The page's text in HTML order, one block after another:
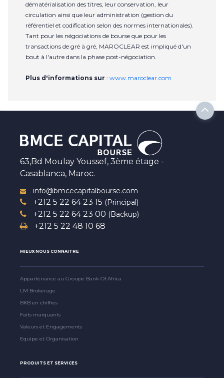
dématérialisation des titres, leur conservation, leur
circulation ainsi que leur administration (gestion du
référentiel et codification selon des normes internationales).
Tant pour les négociations de bourse que pour les
transactions de gré à gré, MAROCLEAR est impliqué d'un
bout à l'autre dans la phase post-négociation.
Plus d'informations sur : www.maroclear.com
63,Bd Moulay Youssef, 3ème étage -
Casablanca, Maroc.
info@bmcecapitalbourse.com
+212 5 22 64 23 15 (Principal)
+212 5 22 64 23 00 (Backup)
+212 5 22 48 10 68
MIEUX NOUS CONNAITRE
Appartenance au Groupe Bank Of Africa
LM Brokerage
BKB en chiffres
Faits marquants
Valeurs et Engagements
Equipe et Organisation
PRODUITS ET SERVICES